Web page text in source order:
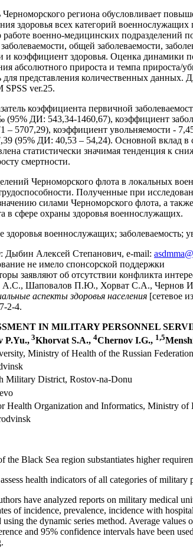
Черноморского региона обусловливает
здоровья всех категорий
работе военно-медицинских
общей заболеваемости,
и коэффициент здоровья. Оценка динамики
абсолютного прироста и темпа прироста/
для представления количественных
ver.25.
коэффициента первичной
(95% ДИ: 543,34-1460,67), коэффициент
5707,29), коэффициент увольняемости -
(95% ДИ: 40,53 – 54,24). Основной вклад в
статистически значимая тенденция к
смертности.
Черноморского флота в локальных
Полученные при
силами Черноморского флота, а
в сфере охраны здоровья военнослужащих.
здоровья военнослужащих;
: Дыбин Алексей Степанович, e-mail:
не имело спонсорской поддержки
заявляют об отсутствии конфликта
Шаповалов П.Ю., Хорват С.А., Чернов
аспекты здоровья населения [сетевое
2-4.
IN MILITARY PERSONNEL
P.Yu., 3Khorvat S.A., 4Chernov I.G., 1,5
Ministry of Health of the Russian
Military District, Rostov-na-Donu
Health Organization and Informatics, Ministry
the Black Sea region substantiates higher
health indicators of all categories of
have analyzed reports on military medical
of incidence, prevalence, incidence with
using the dynamic series method. Average
and 95% confidence intervals have been